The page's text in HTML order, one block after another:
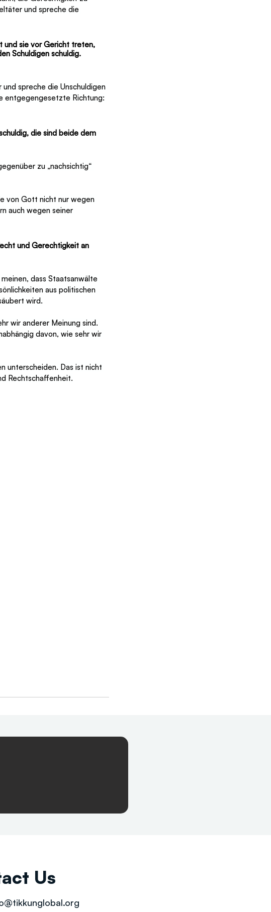
und spreche die
und sie vor Gericht treten,
Schuldigen schuldig.
spreche die Unschuldigen
entgegengesetzte Richtung:
die sind beide dem
zu „nachsichtig“
von Gott nicht nur wegen
auch wegen seiner
und Gerechtigkeit an
dass Staatsanwälte
aus politischen
wird.
wir anderer Meinung sind.
davon, wie sehr wir
unterscheiden. Das ist nicht
Rechtschaffenheit.
Us